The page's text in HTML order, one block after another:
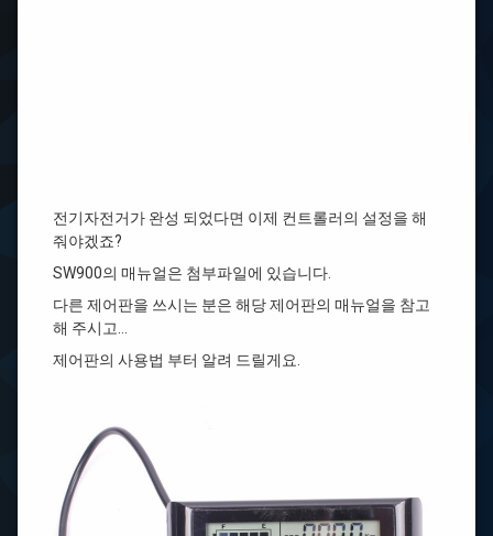
전기자전거가 완성 되었다면 이제 컨트롤러의 설정을 해
줘야겠죠?
SW900의 매뉴얼은 첨부파일에 있습니다.
다른 제어판을 쓰시는 분은 해당 제어판의 매뉴얼을 참고
해 주시고…
제어판의 사용법 부터 알려 드릴게요.